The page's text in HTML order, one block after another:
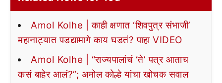
Amol Kolhe | काही क्षणात ‘शिवपुत्र संभाजी’
महानाट्यात पडद्यामागे काय घडतं? पाहा VIDEO
Amol Kolhe | “राज्यपालांचं ‘ते’ पत्र आताच
कसं बाहेर आलं?”; अमोल कोल्हे यांचा खोचक सवाल